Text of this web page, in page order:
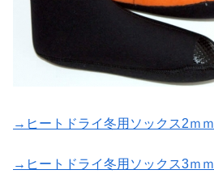
→ヒートドライ冬用ソックス2ｍｍ
→ヒートドライ冬用ソックス3ｍｍ